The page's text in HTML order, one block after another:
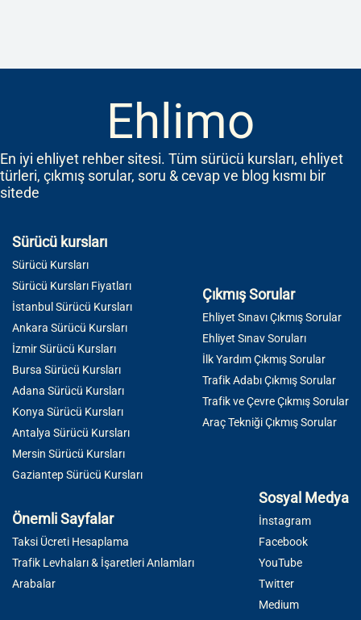
Ehlimo
En iyi ehliyet rehber sitesi. Tüm sürücü kursları, ehliyet
türleri, çıkmış sorular, soru & cevap ve blog kısmı bir
sitede
Sürücü kursları
Sürücü Kursları
Sürücü Kursları Fiyatları
İstanbul Sürücü Kursları
Ankara Sürücü Kursları
İzmir Sürücü Kursları
Bursa Sürücü Kursları
Adana Sürücü Kursları
Konya Sürücü Kursları
Antalya Sürücü Kursları
Mersin Sürücü Kursları
Gaziantep Sürücü Kursları
Çıkmış Sorular
Ehliyet Sınavı Çıkmış Sorular
Ehliyet Sınav Soruları
İlk Yardım Çıkmış Sorular
Trafik Adabı Çıkmış Sorular
Trafik ve Çevre Çıkmış Sorular
Araç Tekniği Çıkmış Sorular
Önemli Sayfalar
Taksi Ücreti Hesaplama
Trafik Levhaları & İşaretleri Anlamları
Arabalar
Sosyal Medya
İnstagram
Facebook
YouTube
Twitter
Medium